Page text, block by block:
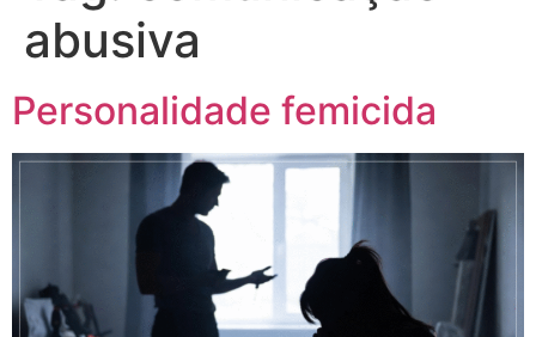
abusiva
Personalidade femicida